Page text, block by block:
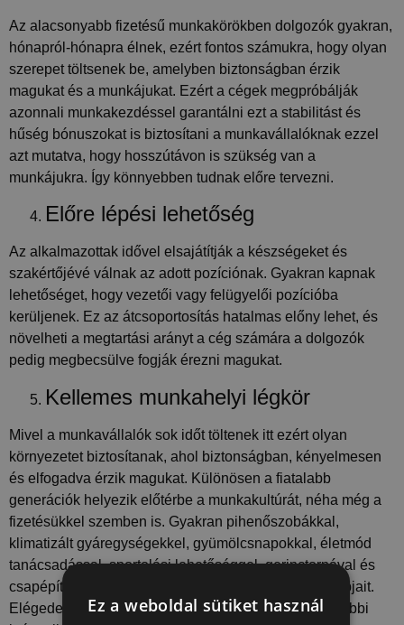
Az alacsonyabb fizetésű munkakörökben dolgozók gyakran,
hónapról-hónapra élnek, ezért fontos számukra, hogy olyan
szerepet töltsenek be, amelyben biztonságban érzik
magukat és a munkájukat. Ezért a cégek megpróbálják
azonnali munkakezdéssel garantálni ezt a stabilitást és
hűség bónuszokat is biztosítani a munkavállalóknak ezzel
azt mutatva, hogy hosszútávon is szükség van a
munkájukra. Így könnyebben tudnak előre tervezni.
Előre lépési lehetőség
Az alkalmazottak idővel elsajátítják a készségeket és
szakértőjévé válnak az adott pozíciónak. Gyakran kapnak
lehetőséget, hogy vezetői vagy felügyelői pozícióba
kerüljenek. Ez az átcsoportosítás hatalmas előny lehet, és
növelheti a megtartási arányt a cég számára a dolgozók
pedig megbecsülve fogják érezni magukat.
Kellemes munkahelyi légkör
Mivel a munkavállalók sok időt töltenek itt ezért olyan
környezetet biztosítanak, ahol biztonságban, kényelmesen
és elfogadva érzik magukat. Különösen a fiatalabb
generációk helyezik előtérbe a munkakultúrát, néha még a
fizetésükkel szemben is. Gyakran pihenőszobákkal,
klimatizált gyáregységekkel, gyümölcsnapokkal, életmód
tanácsadással, sportolási lehetőséggel, gerinctornával és
csapépítőkkel próbálják feldobni a munkavállalók napjait.
Elégedettségi felméréskkel pedig feltérképezik a további
Ez a weboldal sütiket használ